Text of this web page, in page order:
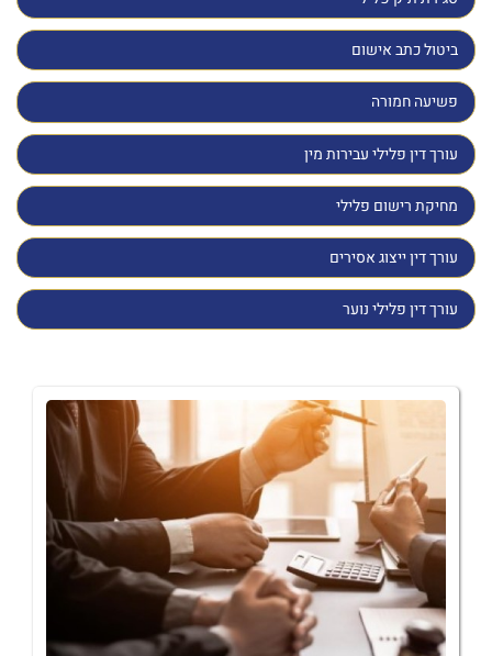
ביטול כתב אישום
פשיעה חמורה
עורך דין פלילי עבירות מין
מחיקת רישום פלילי
עורך דין ייצוג אסירים
עורך דין פלילי נוער